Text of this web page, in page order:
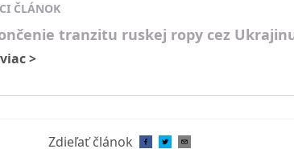
ČLÁNOK
tranzitu ruskej ropy cez
>
Zdieľať článok